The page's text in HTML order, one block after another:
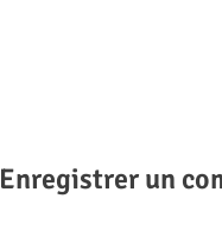
Enregistrer un